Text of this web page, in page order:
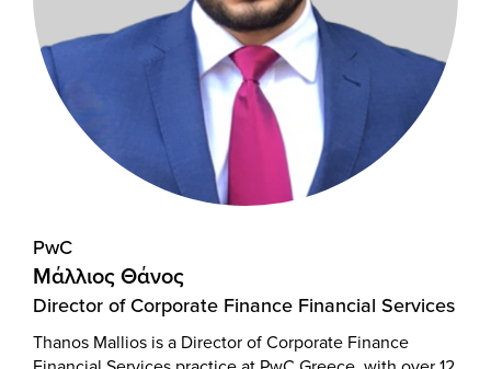
PwC
Μάλλιος Θάνος
Director of Corporate Finance Financial Services
Thanos Mallios is a Director of Corporate Finance